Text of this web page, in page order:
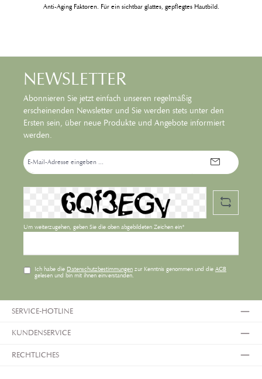
Anti-Aging Faktoren. Für ein sichtbar glattes, gepflegtes Hautbild.
NEWSLETTER
Abonnieren Sie jetzt einfach unseren regelmäßig
erscheinenden Newsletter und Sie werden stets unter den
Ersten sein, über neue Produkte und Angebote informiert
werden.
E-
Mail-
Adresse*
Um weiterzugehen, geben Sie die oben abgebildeten Zeichen ein*
Ich habe die Datenschutzbestimmungenzur Kenntnis genommen und die AGB
gelesen und bin mit ihnen einverstanden.
SERVICE-HOTLINE
KUNDENSERVICE
RECHTLICHES